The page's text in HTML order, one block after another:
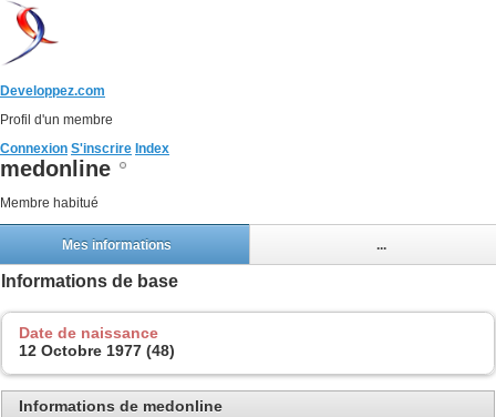
Developpez.com
Profil d'un membre
Connexion S'inscrire Index
medonline
Membre habitué
Mes informations ...
Informations de base
Date de naissance
12 Octobre 1977 (48)
Informations de medonline